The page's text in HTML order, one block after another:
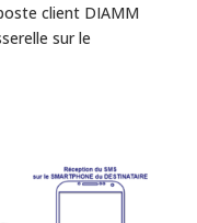
client DIAMM
sur le